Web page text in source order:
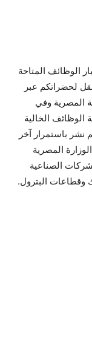
الوظائف المتاحة
المصرية لشهر اغسطس 2015 ننقل لحضراتكم عبر
المصرية وفي
الوظائف الخالية
نشر باستمرار آخر
المصرية
الصناعية
وقطاعات البترول.